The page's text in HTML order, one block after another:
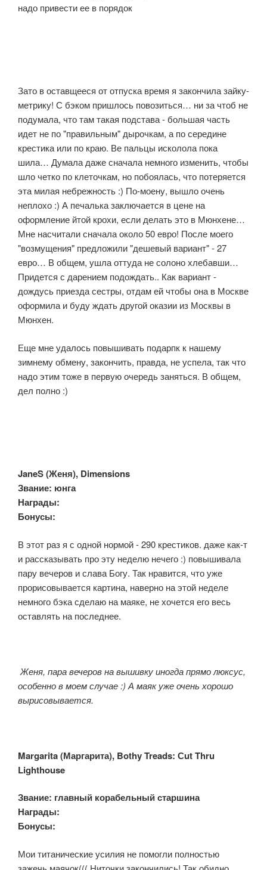
надо привести ее в порядок
Зато в оставщееся от отпуска время я закончила зайку-
метрику! С бэком пришлось повозиться… ни за чтоб не
подумала, что там такая подстава - большая часть
идет не по "правильным" дырочкам, а по середине
крестика или по краю. Ве пальцы исколола пока
шила… Думала даже сначала немного изменить, чтобы
шло четко по клеточкам, но побоялась, что потеряется
эта милая небрежность :) По-моену, вышло очень
неплохо :) А печалька заключается в цене на
оформление йтой крохи, если делать это в Мюнхене…
Мне насчитали сначала около 50 евро! После моего
"возмущения" предложили "дешевый вариант" - 27
евро… В общем, ушла оттуда не солоно хлебавши…
Придется с дарением подождать.. Как вариант -
дождусь приезда сестры, отдам ей чтобы она в Москве
оформила и буду ждать другой оказии из Москвы в
Мюнхен.
Еще мне удалось повышивать подарпк к нашему
зимнему обмену, закончить, правда, не успела, так что
надо этим тоже в первую очередь заняться. В общем,
дел полно :)
JaneS (Женя), Dimensions
Звание: юнга
Награды:
Бонусы:
В этот раз я с одной нормой - 290 крестиков. даже как-т
и рассказывать про эту неделю нечего :) повышивала
пару вечеров и слава Богу. Так нравится, что уже
прорисовывается картина, наверно на этой неделе
немного бэка сделаю на маяке, не хочется его весь
оставлять на последнее.
Женя, пара вечеров на вышивку иногда прямо люксус,
особенно в моем случае :) А маяк уже очень хорошо
вырисовывается.
Margarita (Маргарита), Bothy Treads: Сut Thru
Lighthouse
Звание: главный корабельный старшина
Награды:
Бонусы:
Мои титанические усилия не помогли полностью